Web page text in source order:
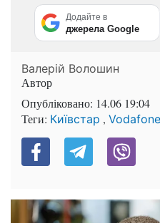
Додайте в
джерела Google
Валерій Волошин
Автор
Опубліковано: 14.06 19:04
Теги: Київстар , Vodafone